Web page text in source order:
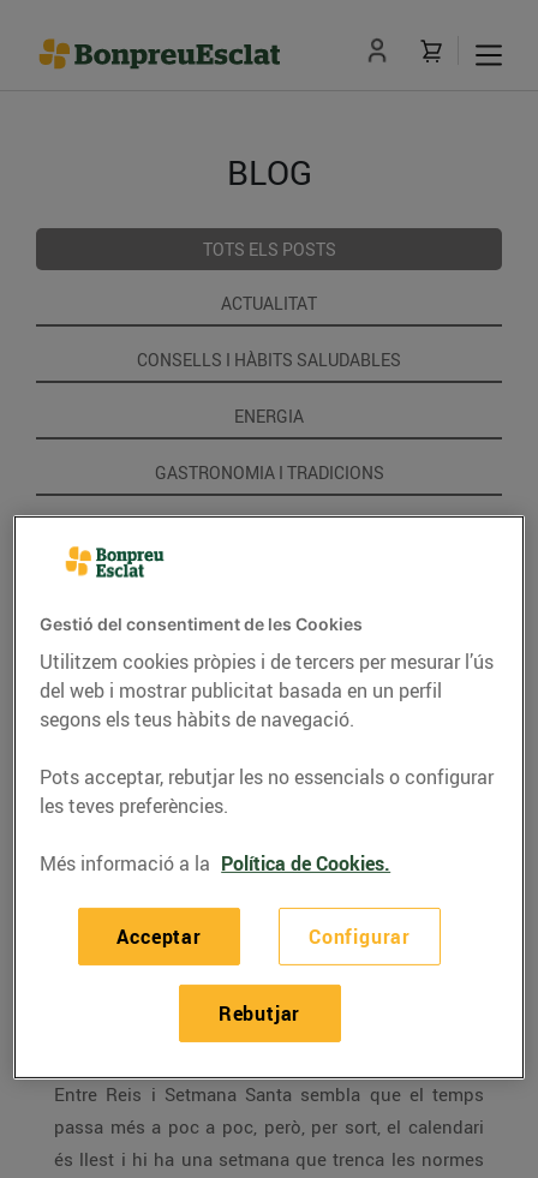
BLOG
TOTS ELS POSTS
ACTUALITAT
CONSELLS I HÀBITS SALUDABLES
ENERGIA
GASTRONOMIA I TRADICIONS
La disbauxa abans de
Quaresma
Entre Reis i Setmana Santa sembla que el temps
passa més a poc a poc, però, per sort, el calendari
és llest i hi ha una setmana que trenca les normes
Gestió del consentiment de les Cookies
Utilitzem cookies pròpies i de tercers per mesurar l’ús
del web i mostrar publicitat basada en un perfil
segons els teus hàbits de navegació.
Pots acceptar, rebutjar les no essencials o configurar
les teves preferències.
Més informació a la Política de Cookies.
Configurar
Rebutjar
Acceptar